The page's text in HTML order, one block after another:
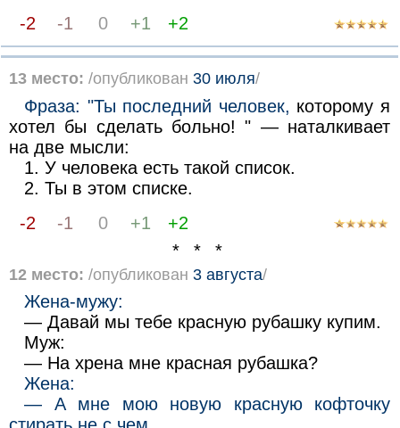
-2
-1 0 +1 +2
13 место: /опубликован 30 июля/
Фраза: "Ты последний человек, которому я
хотел бы сделать больно! " — наталкивает
на две мысли:
1. У человека есть такой список.
2. Ты в этом списке.
-2
-1 0 +1
+2
* * *
12 место: /опубликован 3 августа/
Жена-мужу:
— Давай мы тебе красную рубашку купим.
Муж:
— На хрена мне красная рубашка?
Жена:
— А мне мою новую красную кофточку